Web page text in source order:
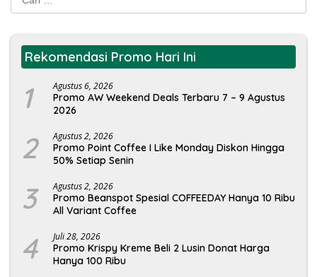
Rekomendasi Promo Hari Ini
1 Agustus 6, 2026
Promo AW Weekend Deals Terbaru 7 – 9 Agustus
2026
2 Agustus 2, 2026
Promo Point Coffee I Like Monday Diskon Hingga
50% Setiap Senin
3 Agustus 2, 2026
Promo Beanspot Spesial COFFEEDAY Hanya 10 Ribu
All Variant Coffee
4 Juli 28, 2026
Promo Krispy Kreme Beli 2 Lusin Donat Harga
Hanya 100 Ribu